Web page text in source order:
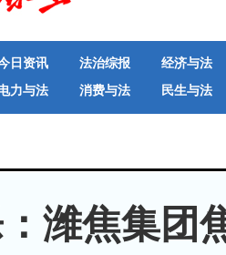
日资讯 法治综报
经济与法
力与法 消费与法
民生与法
潍焦集团